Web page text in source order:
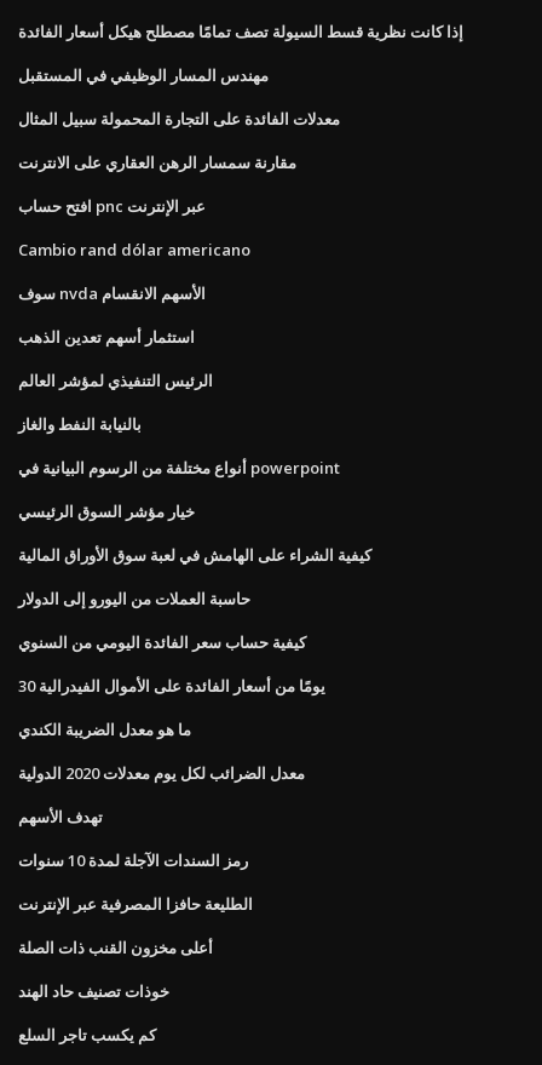
إذا كانت نظرية قسط السيولة تصف تمامًا مصطلح هيكل أسعار الفائدة
مهندس المسار الوظيفي في المستقبل
معدلات الفائدة على التجارة المحمولة سبيل المثال
مقارنة سمسار الرهن العقاري على الانترنت
افتح حساب pnc عبر الإنترنت
Cambio rand dólar americano
سوف nvda الأسهم الانقسام
استثمار أسهم تعدين الذهب
الرئيس التنفيذي لمؤشر العالم
بالنيابة النفط والغاز
أنواع مختلفة من الرسوم البيانية في powerpoint
خيار مؤشر السوق الرئيسي
كيفية الشراء على الهامش في لعبة سوق الأوراق المالية
حاسبة العملات من اليورو إلى الدولار
كيفية حساب سعر الفائدة اليومي من السنوي
30 يومًا من أسعار الفائدة على الأموال الفيدرالية
ما هو معدل الضريبة الكندي
معدل الضرائب لكل يوم معدلات 2020 الدولية
تهدف الأسهم
رمز السندات الآجلة لمدة 10 سنوات
الطليعة حافزا المصرفية عبر الإنترنت
أعلى مخزون القنب ذات الصلة
خوذات تصنيف حاد الهند
كم يكسب تاجر السلع